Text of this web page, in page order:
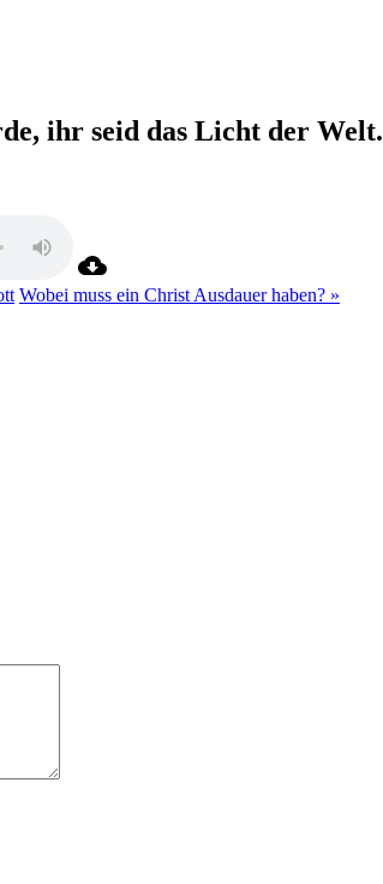
ihr seid das Licht der Welt.
Wobei muss ein Christ Ausdauer haben? »